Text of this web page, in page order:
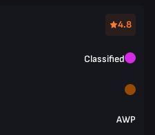
4.8
Classified
AWP